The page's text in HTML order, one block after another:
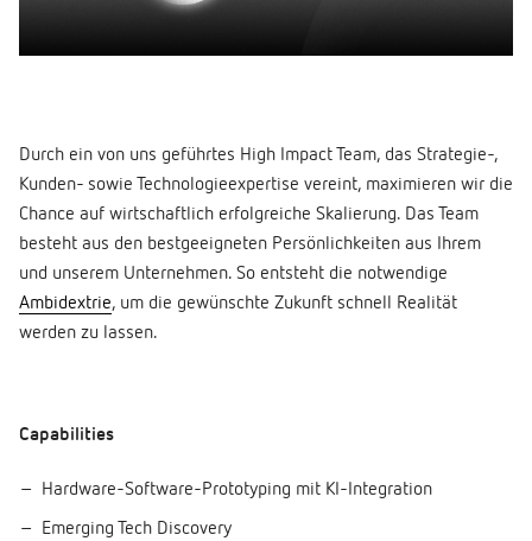
Durch ein von uns geführtes High Impact Team, das Strategie-,
Kunden- sowie Technologieexpertise vereint, maximieren wir die
Chance auf wirtschaftlich erfolgreiche Skalierung. Das Team
besteht aus den bestgeeigneten Persönlichkeiten aus Ihrem
und unserem Unternehmen. So entsteht die notwendige
Ambidextrie, um die gewünschte Zukunft schnell Realität
werden zu lassen.
Capabilities
Hardware-Software-Prototyping mit KI-Integration
Emerging Tech Discovery